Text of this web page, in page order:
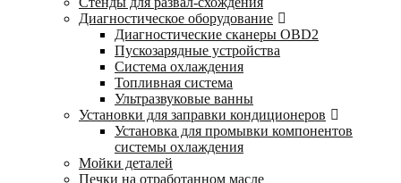
Диагностическое оборудование
Диагностические сканеры OBD2
Пускозарядные устройства
Система охлаждения
Топливная система
Ультразвуковые ванны
Установки для заправки кондиционеров
Установка для промывки компонентов
системы охлаждения
Мойки деталей
Печки на отработанном масле